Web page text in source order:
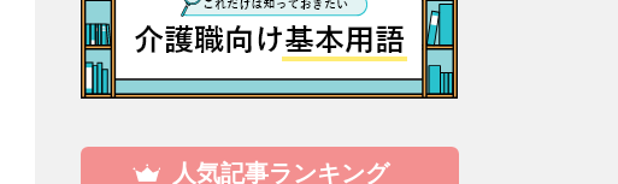
人気記事ランキング